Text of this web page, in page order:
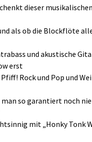
dieser
als ob die Blockflöte
und akustische
erst
Rock und Pop und
man so garantiert noch
mit „Honky Tonk